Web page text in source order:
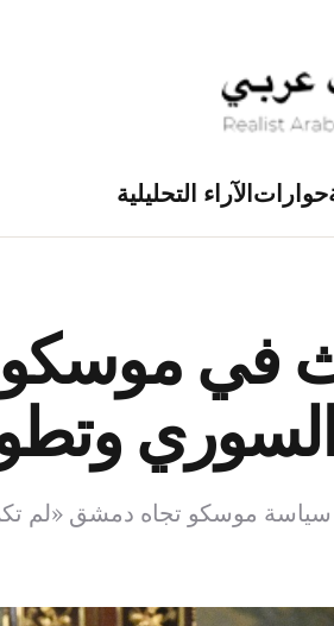
حواراتالآراء التحليلية
في موسكو
موسكو تجاه دمشق «لم